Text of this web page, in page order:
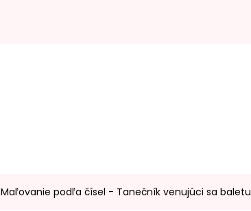
Maľovanie podľa čísel - Tanečník venujúci sa baletu